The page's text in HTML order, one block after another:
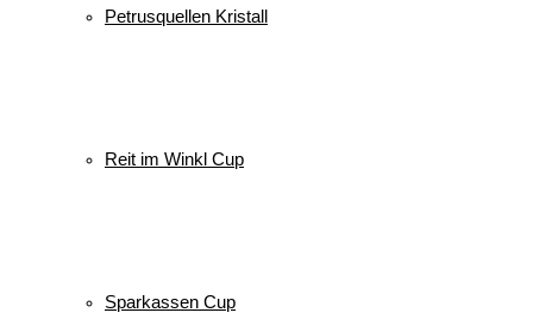
Petrusquellen Kristall
Reit im Winkl Cup
Sparkassen Cup